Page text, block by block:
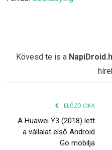
Kövesd te is a
ELŐZŐ CIKK
A Huawei Y3 (2018) lett
a vállalat első Android
Go mobilja